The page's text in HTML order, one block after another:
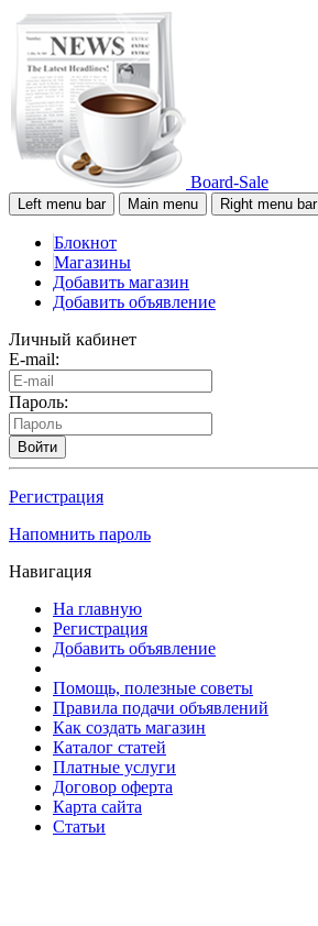
Board-Sale
Left menu bar Main menu Right menu bar
Блокнот
Магазины
Добавить магазин
Добавить объявление
Личный кабинет
E-mail:
Пароль:
Войти
Регистрация
Напомнить пароль
Навигация
На главную
Регистрация
Добавить объявление
Помощь, полезные советы
Правила подачи объявлений
Как создать магазин
Каталог статей
Платные услуги
Договор оферта
Карта сайта
Статьи